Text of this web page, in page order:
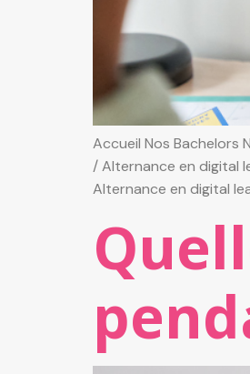
Accueil Nos Bachelors
/ Alternance en digital
Alternance en digital